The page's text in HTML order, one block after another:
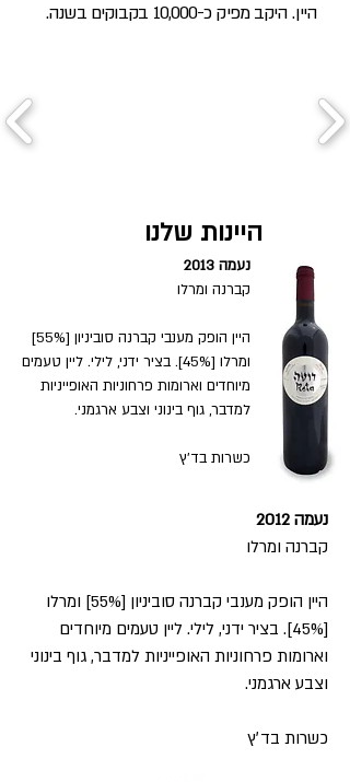
היין. היקב מפיק כ-10,000 בקבוקים בשנה.
היינות שלנו
נעמה 2013
קברנה ומרלו
היין הופק מענבי קברנה סוביניון [55%]
ומרלו [45%]. בציר ידני, לילי. ליין טעמים
מיוחדים וארומות פרחוניות האופייניות
למדבר, גוף בינוני וצבע ארגמני.
כשרות בד׳ץ
נעמה 2012
קברנה ומרלו
היין הופק מענבי קברנה סוביניון [55%] ומרלו
[45%]. בציר ידני, לילי. ליין טעמים מיוחדים
וארומות פרחוניות האופייניות למדבר, גוף בינוני
וצבע ארגמני.
כשרות בד׳ץ